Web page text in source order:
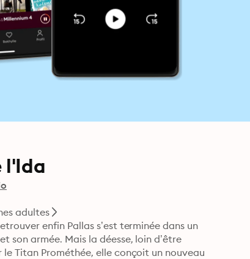
l'Ida
adultes
enfin Pallas s’est terminée dans un
son armée. Mais la déesse, loin d’être
Titan Prométhée, elle conçoit un nouveau